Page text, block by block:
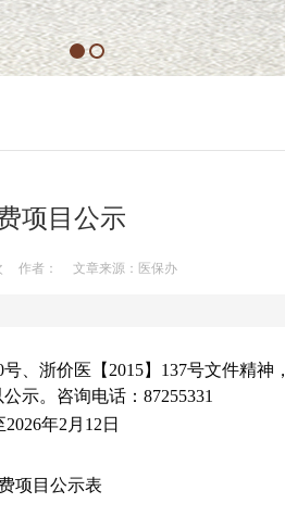
项目公示
作者： 文章来源：医保办
号、浙价医【2015】137号文件精神，
示。咨询电话： 87255331
2026年2 月 12 日
项目公示表